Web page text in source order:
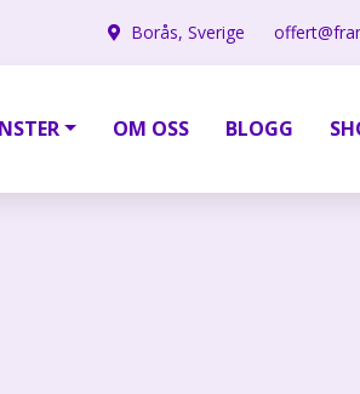
Borås, Sverige
OM OSS BLOGG